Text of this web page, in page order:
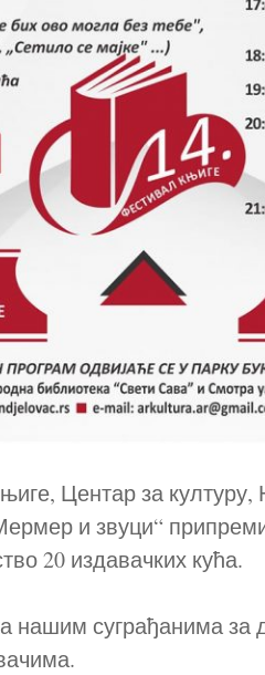
Центар за културу,
и звуци“
20 издавачких кућа.
нашим суграђанима